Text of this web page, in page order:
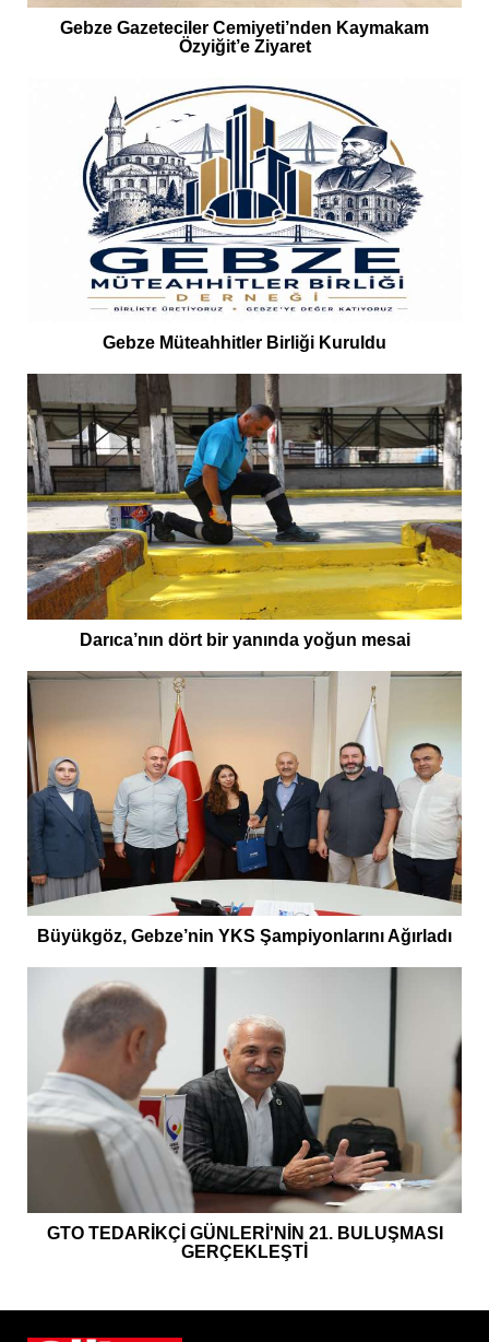
Gebze Gazeteciler Cemiyeti’nden Kaymakam
Özyiğit’e Ziyaret
Gebze Müteahhitler Birliği Kuruldu
Darıca’nın dört bir yanında yoğun mesai
Büyükgöz, Gebze’nin YKS Şampiyonlarını Ağırladı
GTO TEDARİKÇİ GÜNLERİ'NİN 21. BULUŞMASI
GERÇEKLEŞTİ